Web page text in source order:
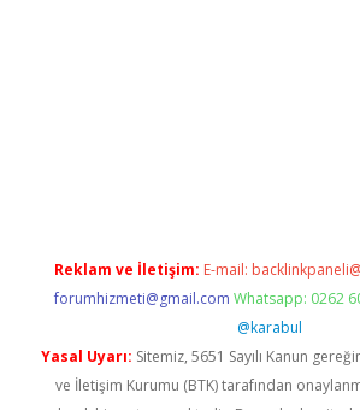
Reklam ve İletişim: E-mail:
forumhizmeti@gmail.com Whatsapp: 0262
@karabul
Yasal Uyarı: Sitemiz, 5651 Sayılı Kanun
ve İletişim Kurumu (BTK) tarafından